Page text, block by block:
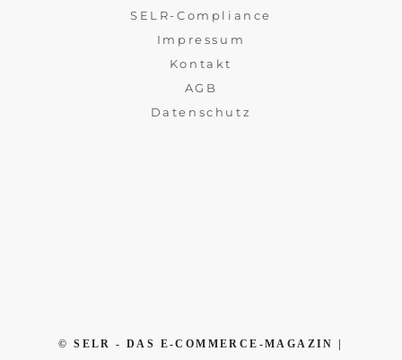
SELR-Compliance
Impressum
Kontakt
AGB
Datenschutz
© SELR - DAS E-COMMERCE-MAGAZIN |